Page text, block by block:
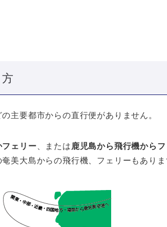
主要都市からの直行便がありません。
ェリー 、または 鹿児島から飛行機から
美大島からの飛行機、フェリーもありま